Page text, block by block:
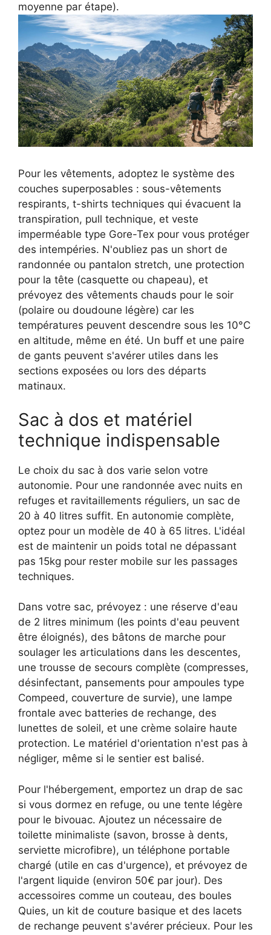
moyenne par étape).
Pour les vêtements, adoptez le système des
couches superposables : sous-vêtements
respirants, t-shirts techniques qui évacuent la
transpiration, pull technique, et veste
imperméable type Gore-Tex pour vous protéger
des intempéries. N'oubliez pas un short de
randonnée ou pantalon stretch, une protection
pour la tête (casquette ou chapeau), et
prévoyez des vêtements chauds pour le soir
(polaire ou doudoune légère) car les
températures peuvent descendre sous les 10°C
en altitude, même en été. Un buff et une paire
de gants peuvent s'avérer utiles dans les
sections exposées ou lors des départs
matinaux.
Sac à dos et matériel
technique indispensable
Le choix du sac à dos varie selon votre
autonomie. Pour une randonnée avec nuits en
refuges et ravitaillements réguliers, un sac de
20 à 40 litres suffit. En autonomie complète,
optez pour un modèle de 40 à 65 litres. L'idéal
est de maintenir un poids total ne dépassant
pas 15kg pour rester mobile sur les passages
techniques.
Dans votre sac, prévoyez : une réserve d'eau
de 2 litres minimum (les points d'eau peuvent
être éloignés), des bâtons de marche pour
soulager les articulations dans les descentes,
une trousse de secours complète (compresses,
désinfectant, pansements pour ampoules type
Compeed, couverture de survie), une lampe
frontale avec batteries de rechange, des
lunettes de soleil, et une crème solaire haute
protection. Le matériel d'orientation n'est pas à
négliger, même si le sentier est balisé.
Pour l'hébergement, emportez un drap de sac
si vous dormez en refuge, ou une tente légère
pour le bivouac. Ajoutez un nécessaire de
toilette minimaliste (savon, brosse à dents,
serviette microfibre), un téléphone portable
chargé (utile en cas d'urgence), et prévoyez de
l'argent liquide (environ 50€ par jour). Des
accessoires comme un couteau, des boules
Quies, un kit de couture basique et des lacets
de rechange peuvent s'avérer précieux. Pour les